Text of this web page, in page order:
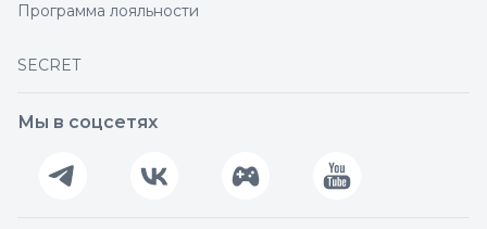
Программа лояльности
SECRET
Мы в соцсетях